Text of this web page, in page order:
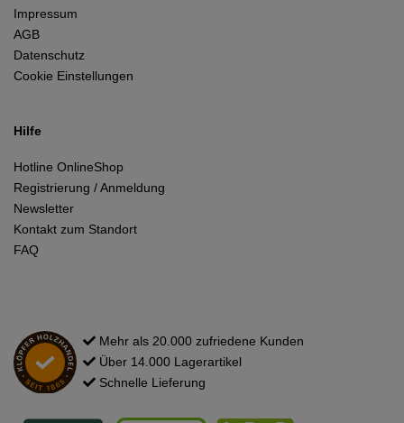
Impressum
AGB
Datenschutz
Cookie Einstellungen
Hilfe
Hotline OnlineShop
Registrierung / Anmeldung
Newsletter
Kontakt zum Standort
FAQ
Mehr als 20.000 zufriedene Kunden
Über 14.000 Lagerartikel
Schnelle Lieferung